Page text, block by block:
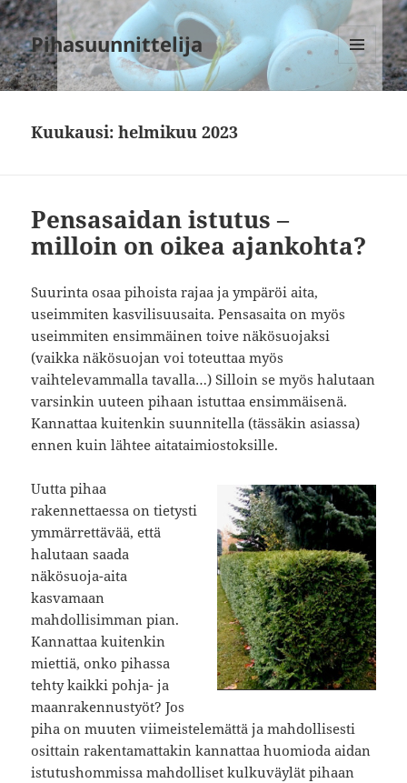
Pihasuunnittelija
VALIKKO
JA
Kuukausi:helmikuu 2023
Pensasaidan istutus –
milloin on oikea ajankohta?
Suurinta osaa pihoista rajaa ja ympäröi aita,
useimmiten kasvilisuusaita. Pensasaita on myös
useimmiten ensimmäinen toive näkösuojaksi
(vaikka näkösuojan voi toteuttaa myös
vaihtelevammalla tavalla…) Silloin se myös halutaan
varsinkin uuteen pihaan istuttaa ensimmäisenä.
Kannattaa kuitenkin suunnitella (tässäkin asiassa)
ennen kuin lähtee aitataimiostoksille.
Uutta pihaa
rakennettaessa on tietysti
ymmärrettävää, että
halutaan saada
näkösuoja-aita
kasvamaan
mahdollisimman pian.
Kannattaa kuitenkin
miettiä, onko pihassa
tehty kaikki pohja- ja
maanrakennustyöt? Jos
piha on muuten viimeistelemättä ja mahdollisesti
osittain rakentamattakin kannattaa huomioda aidan
istutushommissa mahdolliset kulkuväylät pihaan